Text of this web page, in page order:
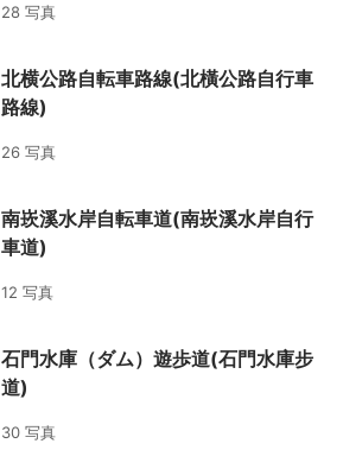
28 写真
北横公路自転車路線(北橫公路自行車
路線)
26 写真
南崁溪水岸自転車道(南崁溪水岸自行
車道)
12 写真
石門水庫（ダム）遊歩道(石門水庫步
道)
30 写真